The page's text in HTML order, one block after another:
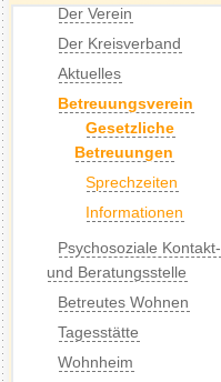
Der Verein
Der Kreisverband
Aktuelles
Betreuungsverein
Gesetzliche
Betreuungen
Sprechzeiten
Informationen
Psychosoziale Kontakt-
und Beratungsstelle
Betreutes Wohnen
Tagesstätte
Wohnheim